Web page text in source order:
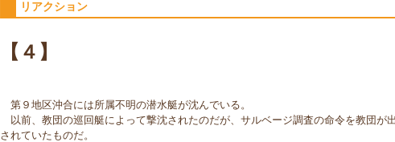
リアクション
【４】
第９地区沖合には所属不明の潜水艇が沈んでいる。
以前、教団の巡回艇によって撃沈されたのだが、サルベージ調査の命令を教団が
されていたものだ。